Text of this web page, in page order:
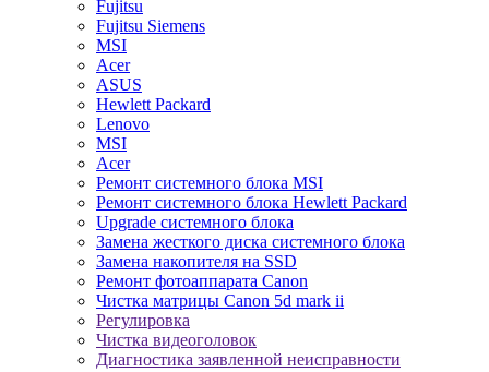
Fujitsu
Fujitsu Siemens
MSI
Acer
ASUS
Hewlett Packard
Lenovo
MSI
Acer
Ремонт системного блока MSI
Ремонт системного блока Hewlett Packard
Upgrade системного блока
Замена жесткого диска системного блока
Замена накопителя на SSD
Ремонт фотоаппарата Canon
Чистка матрицы Canon 5d mark ii
Регулировка
Чистка видеоголовок
Диагностика заявленной неисправности